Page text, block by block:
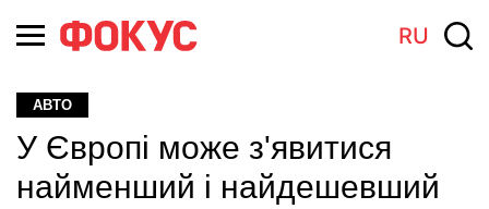
RU
АВТО
У Європі може з'явитися
найменший і найдешевший